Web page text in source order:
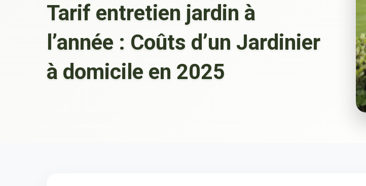
Tarif entretien jardin à
l’année : Coûts d’un Jardinier
à domicile en 2025